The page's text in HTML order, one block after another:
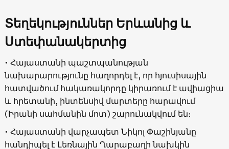
Տեղեկություններ Երևանից և
Ստեփանակերտից
• Հայաստանի պաշտպանության
նախարարությունը հաղորդել է, որ հյուսիսային
հատվածում հակառակորդը կիրառում է ավիացիա
և հրետանի, ինտենսիվ մարտերը հարավում
(Իրանի սահմանին մոտ) շարունակվում են։
• Հայաստանի վարչապետ Նիկոլ Փաշինյանը
հանդիպել է Լեռնային Ղարաբաղի նախկին